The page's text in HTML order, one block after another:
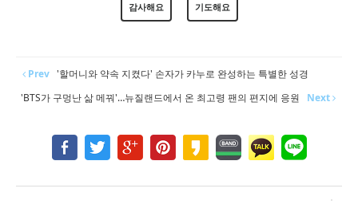
감사해요 기도해요
Prev '할머니와 약속 지켰다' 손자가 카누로 완성하는 특별한 성경
'BTS가 구멍난 삶 메꿔'…뉴질랜드에서 온 최고령 팬의 편지에 응원
Next